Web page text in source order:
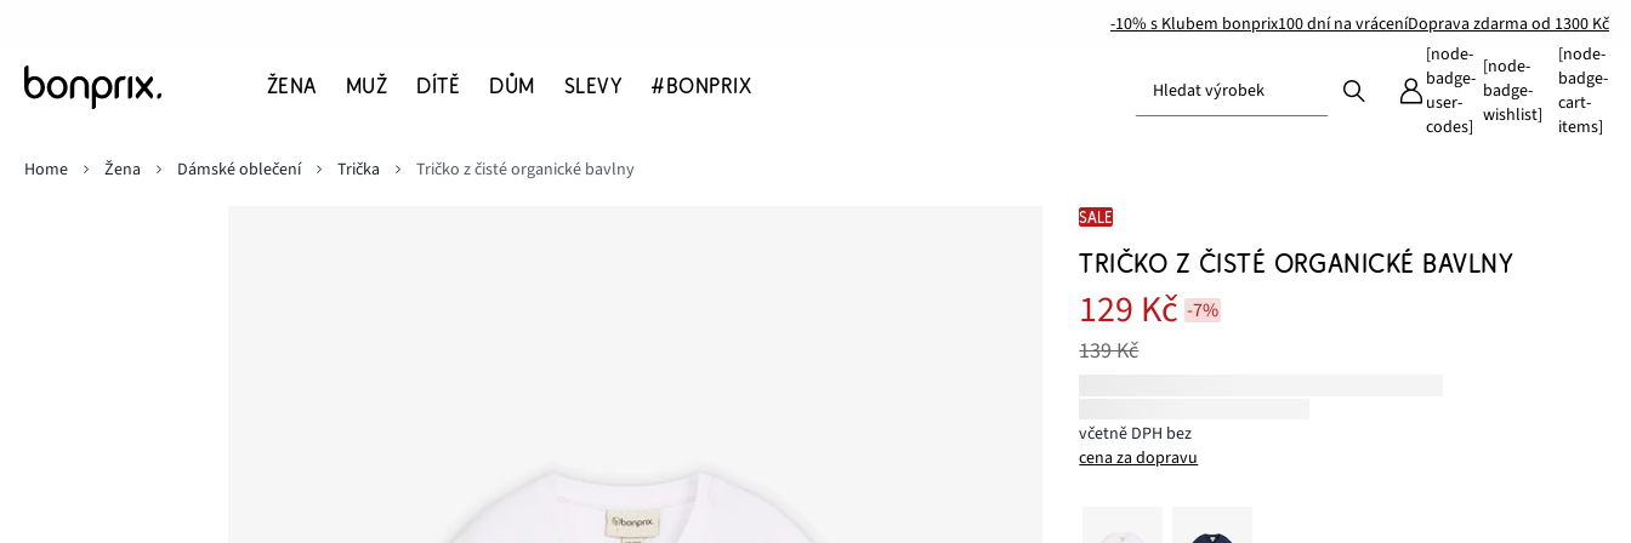
-10% s Klubem bonprix100 dní na vráceníDoprava zdarma od 1300 Kč
ŽENA MUŽ DÍTĚ DŮM SLEVY #BONPRIX Hledat výrobek
[node-
badge-
user-
codes]
[node-
badge-
wishlist]
[node-
badge-
cart-
items]
Home
Žena Dámské oblečení Trička Tričko z čisté organické bavlny
SALE
TRIČKO Z ČISTÉ ORGANICKÉ BAVLNY
129 Kč -7%
139 Kč
včetně DPH bez
cena za dopravu